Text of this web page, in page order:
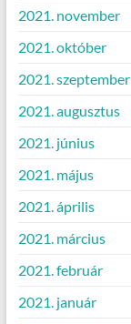
2021. november
2021. október
2021. szeptember
2021. augusztus
2021. június
2021. május
2021. április
2021. március
2021. február
2021. január